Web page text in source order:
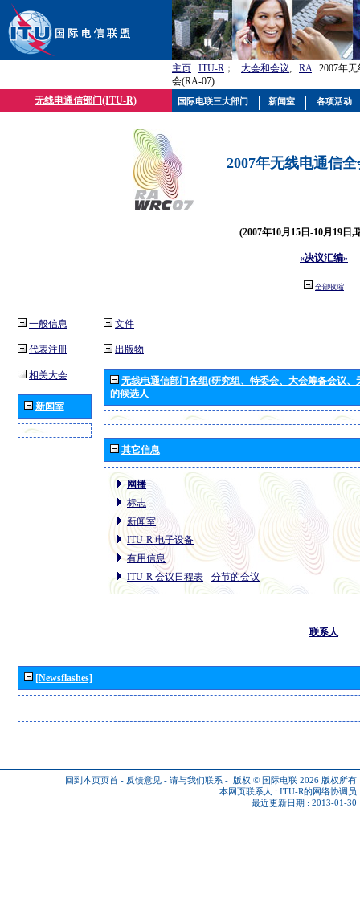
主页 : ITU-R ； : 大会和会议; : RA: 2007年
会(RA-07)
无线电通信部门(ITU-R)
2007年无线电通信
(2007年10月15日-10月19日,
«决议汇编»
全部收缩
一般信息
代表注册
相关大会
新闻室
文件
出版物
无线电通信部门各组(研究组、特委会、大会筹备会议
的候选人
其它信息
网播
标志
新闻室
ITU-R 电子设备
有用信息
ITU-R 会议日程表 - 分节的会议
联系人
[Newsflashes]
回到本页页首 - 反馈意见 - 请与我们联系 - 版权 © 国际电联 2026 版权所有
本网页联系人 : ITU-R的网络协调员
最近更新日期 : 2013-01-30
国际电联三大部门 新闻室 各项活动